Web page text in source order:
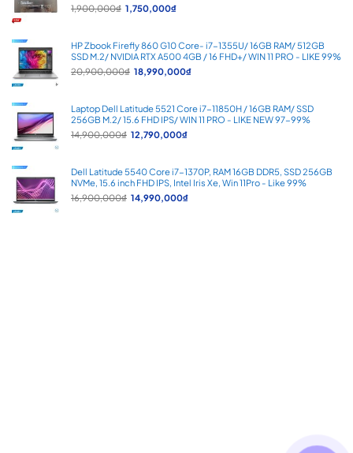
1,900,000₫ Giá
1,900,000₫.
1,750,000₫Giá
là:
1,750,000₫.
HP Zbook Firefly 860 G10 Core- i7-1355U/ 16GB RAM/ 512GB
SSD M.2/ NVIDIA RTX A500 4GB / 16 FHD+/ WIN 11 PRO - LIKE 99%
20,900,000₫ Giá
20,900,000₫.
18,990,000₫Giá
là:
18,990,000₫.
Laptop Dell Latitude 5521 Core i7-11850H / 16GB RAM/ SSD
256GB M.2/ 15.6 FHD IPS/ WIN 11 PRO - LIKE NEW 97-99%
14,900,000₫ Giá
14,900,000₫.
12,790,000₫Giá
là:
12,790,000₫.
Dell Latitude 5540 Core i7-1370P, RAM 16GB DDR5, SSD 256GB
NVMe, 15.6 inch FHD IPS, Intel Iris Xe, Win 11Pro - Like 99%
16,900,000₫ Giá
14,990,000₫Giá